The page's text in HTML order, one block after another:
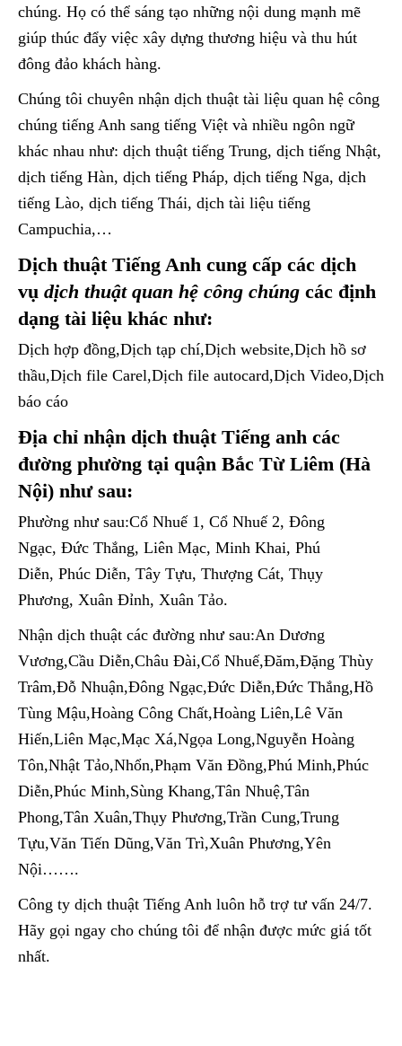
chúng. Họ có thể sáng tạo những nội dung mạnh mẽ
giúp thúc đẩy việc xây dựng thương hiệu và thu hút
đông đảo khách hàng.
Chúng tôi chuyên nhận dịch thuật tài liệu quan hệ công
chúng tiếng Anh sang tiếng Việt và nhiều ngôn ngữ
khác nhau như: dịch thuật tiếng Trung, dịch tiếng Nhật,
dịch tiếng Hàn, dịch tiếng Pháp, dịch tiếng Nga, dịch
tiếng Lào, dịch tiếng Thái, dịch tài liệu tiếng
Campuchia,…
Dịch thuật Tiếng Anh cung cấp các dịch
vụ dịch thuật quan hệ công chúng các định
dạng tài liệu khác như:
Dịch hợp đồng,Dịch tạp chí,Dịch website,Dịch hồ sơ
thầu,Dịch file Carel,Dịch file autocard,Dịch Video,Dịch
báo cáo
Địa chỉ nhận dịch thuật Tiếng anh các
đường phường tại quận Bắc Từ Liêm (Hà
Nội) như sau:
Phường như sau:Cổ Nhuế 1, Cổ Nhuế 2, Đông
Ngạc, Đức Thắng, Liên Mạc, Minh Khai, Phú
Diễn, Phúc Diễn, Tây Tựu, Thượng Cát, Thụy
Phương, Xuân Đỉnh, Xuân Tảo.
Nhận dịch thuật các đường như sau:An Dương
Vương,Cầu Diễn,Châu Đài,Cổ Nhuế,Đăm,Đặng Thùy
Trâm,Đỗ Nhuận,Đông Ngạc,Đức Diễn,Đức Thắng,Hồ
Tùng Mậu,Hoàng Công Chất,Hoàng Liên,Lê Văn
Hiến,Liên Mạc,Mạc Xá,Ngọa Long,Nguyễn Hoàng
Tôn,Nhật Tảo,Nhổn,Phạm Văn Đồng,Phú Minh,Phúc
Diễn,Phúc Minh,Sùng Khang,Tân Nhuệ,Tân
Phong,Tân Xuân,Thụy Phương,Trần Cung,Trung
Tựu,Văn Tiến Dũng,Văn Trì,Xuân Phương,Yên
Nội…….
Công ty dịch thuật Tiếng Anh luôn hỗ trợ tư vấn 24/7.
Hãy gọi ngay cho chúng tôi để nhận được mức giá tốt
nhất.